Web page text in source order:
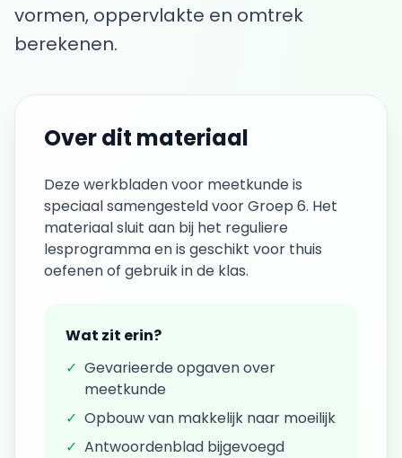
vormen, oppervlakte en omtrek
berekenen.
Over dit materiaal
Dezewerkbladenvoor meetkundeis
speciaal samengesteld voorGroep 6. Het
materiaal sluit aan bij het reguliere
lesprogramma en is geschikt voor thuis
oefenen of gebruik in de klas.
Wat zit erin?
✓ Gevarieerde opgaven over
meetkunde
✓ Opbouw van makkelijk naar moeilijk
✓ Antwoordenblad bijgevoegd